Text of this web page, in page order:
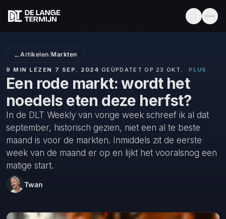
←Artikelen/Markten
9 MIN LEZEN · 7 SEP. 2024· GEÜPDATET OP 23 OKT. · PLUS
Een rode markt: wordt het
noedels eten deze herfst?
In de DLT Weekly van vorige week schreef ik al dat
september, historisch gezien, niet een al te beste
maand is voor de markten. Inmiddels zit de eerste
week van de maand er op en lijkt het vooralsnog een
matige start.
Twan